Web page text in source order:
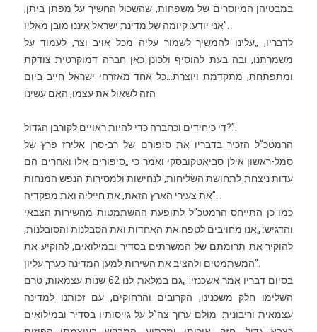
במבטיהן המיוסרים של משפחות, שהשכול החשיך על מפתן ביתן,
אני יודע: קיומה של מדינת ישראל איננו מובן מאליו”.
לדבריו, „עלינו להמשיך לשמור עליה מכל אויב וצר, לעמוד על
משמרתנו, ובה בעת להוסיף ולכונן כאן חברה דמוקרטית צודקת
ומתפתחת, מתקדמת ויוצרת…כל אחד מאזרחי ישראל חייב ביום
הזה לשאול את עצמו, האם עשינו
די כיחידים וכחברה כדי להיות ראויים לקורבן הגדול?”.
הרמטכ”ל הזכיר בדבריו את סיפורם של רב-סרן אלירז פרץ של
סמל-ראשון אילן סביאטקובסקי ואמר כי „סיפורים אלו ואחרים הם
עדות ניצחת לתחושת השליחות, לנחישות ולמסירות הנפש המנחות
את צעירי הארץ הזאת, את חייליה ואת מפקדיה”.
כמו כן התייחס הרמטכ”ל לתופעת ההשתמטות מהשירות הצבאי
והדגיש: „אנו מחויבים לטפח את האחדות ואת הסבלנות והסובלנות,
להוקיר את תרומתם של המשרתים בסדיר ובמילואים, להוקיע את
המשתמטים ולהציב את השירות למען המדינה כערך עליון”.
בסיום דבריו אמר אשכנזי: „גם במלאת לנו 62 שנות עצמאות, טרם
השלימו חלק משכנינו, הקרובים והרחוקים, עם זכותנו למדינה
עצמאית וריבונית. מולם ערוך צה”ל על גייסותיו בסדיר ובמילואים